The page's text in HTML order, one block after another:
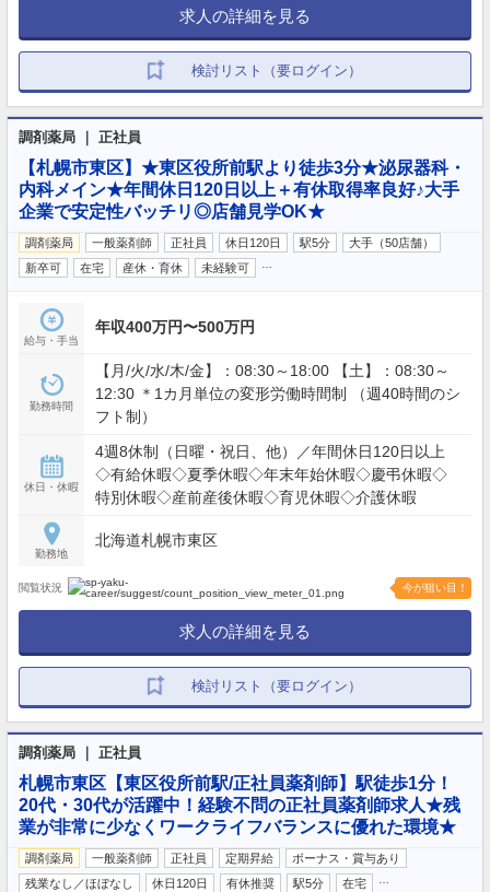
求人の詳細を見る
検討リスト（要ログイン）
調剤薬局 ｜ 正社員
【札幌市東区】★東区役所前駅より徒歩3分★泌尿器科・
内科メイン★年間休日120日以上＋有休取得率良好♪大手
企業で安定性バッチリ◎店舗見学OK★
調剤薬局 一般薬剤師 正社員 休日120日 駅5分
大手（50店舗）
新卒可
在宅 産休・育休 未経験可
給与・手当
年収400万円〜500万円
勤務時間
【月/火/水/木/金】：08:30～18:00 【土】：08:30～
12:30 ＊1カ月単位の変形労働時間制 （週40時間のシ
フト制）
休日・休暇
4週8休制（日曜・祝日、他）／年間休日120日以上
◇有給休暇◇夏季休暇◇年末年始休暇◇慶弔休暇◇
特別休暇◇産前産後休暇◇育児休暇◇介護休暇
勤務地
北海道札幌市東区
閲覧状況 今が狙い目！
求人の詳細を見る
検討リスト（要ログイン）
調剤薬局 ｜ 正社員
札幌市東区【東区役所前駅/正社員薬剤師】駅徒歩1分！
20代・30代が活躍中！経験不問の正社員薬剤師求人★残
業が非常に少なくワークライフバランスに優れた環境★
調剤薬局 一般薬剤師 正社員 定期昇給
ボーナス・賞与あり
残業なし／ほぼなし
休日120日 有休推奨 駅5分 在宅